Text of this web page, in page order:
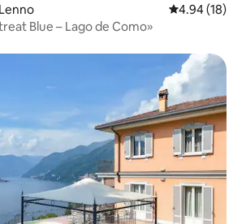
Calificación
4.94 (18)
Blue – Lago de Como»